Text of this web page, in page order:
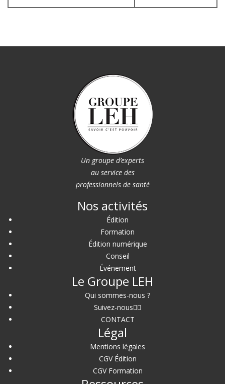
Un groupe d’experts
au service des
professionnels de santé
Nos activités
Édition
Formation
Édition numérique
Conseil
Événement
Le Groupe LEH
Qui sommes-nous ?
Suivez-nous
CONTACT
Légal
Mentions légales
CGV Édition
CGV Formation